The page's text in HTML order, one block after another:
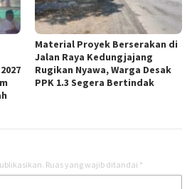
Material Proyek Berserakan di
Jalan Raya Kedungjajang
Rugikan Nyawa, Warga Desak
PPK 1.3 Segera Bertindak
Ruas yang wajib ditandai *